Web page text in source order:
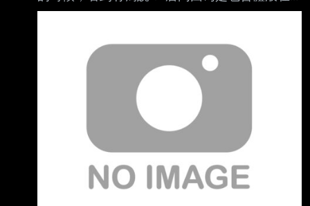
內、全身都是毒的毒人， 所以如果要和沒有抗
類的。 但是，有著那種身體，還把逛青樓當興
趣的大師兄，根本就是最糟糕的客人吧。 不過
實際上也有可能他根本沒有做， 只是單純肢體
接觸一下，或者只是撒錢支持完就回去了。 體
液交換！！ 梅毒布衣，別姓唐了 從今天開始你
就是梅公子（x 不過現在的主流觀點， 一般偏向
唐布衣只是去大撒幣，並沒有每個都睡 XDDD